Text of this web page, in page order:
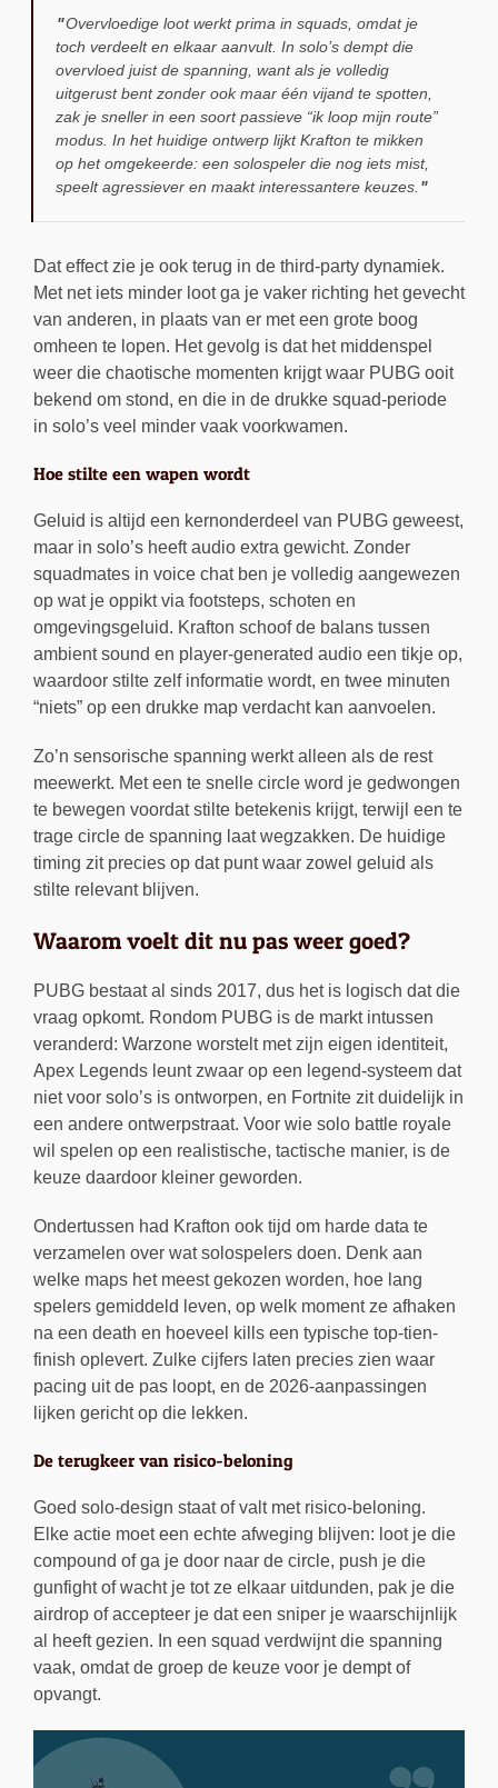
Overvloedige loot werkt prima in squads, omdat je
toch verdeelt en elkaar aanvult. In solo’s dempt die
overvloed juist de spanning, want als je volledig
uitgerust bent zonder ook maar één vijand te spotten,
zak je sneller in een soort passieve “ik loop mijn route”
modus. In het huidige ontwerp lijkt Krafton te mikken
op het omgekeerde: een solospeler die nog iets mist,
speelt agressiever en maakt interessantere keuzes.
Dat effect zie je ook terug in de third-party dynamiek.
Met net iets minder loot ga je vaker richting het gevecht
van anderen, in plaats van er met een grote boog
omheen te lopen. Het gevolg is dat het middenspel
weer die chaotische momenten krijgt waar PUBG ooit
bekend om stond, en die in de drukke squad-periode
in solo’s veel minder vaak voorkwamen.
Hoe stilte een wapen wordt
Geluid is altijd een kernonderdeel van PUBG geweest,
maar in solo’s heeft audio extra gewicht. Zonder
squadmates in voice chat ben je volledig aangewezen
op wat je oppikt via footsteps, schoten en
omgevingsgeluid. Krafton schoof de balans tussen
ambient sound en player-generated audio een tikje op,
waardoor stilte zelf informatie wordt, en twee minuten
“niets” op een drukke map verdacht kan aanvoelen.
Zo’n sensorische spanning werkt alleen als de rest
meewerkt. Met een te snelle circle word je gedwongen
te bewegen voordat stilte betekenis krijgt, terwijl een te
trage circle de spanning laat wegzakken. De huidige
timing zit precies op dat punt waar zowel geluid als
stilte relevant blijven.
Waarom voelt dit nu pas weer goed?
PUBG bestaat al sinds 2017, dus het is logisch dat die
vraag opkomt. Rondom PUBG is de markt intussen
veranderd: Warzone worstelt met zijn eigen identiteit,
Apex Legends leunt zwaar op een legend-systeem dat
niet voor solo’s is ontworpen, en Fortnite zit duidelijk in
een andere ontwerpstraat. Voor wie solo battle royale
wil spelen op een realistische, tactische manier, is de
keuze daardoor kleiner geworden.
Ondertussen had Krafton ook tijd om harde data te
verzamelen over wat solospelers doen. Denk aan
welke maps het meest gekozen worden, hoe lang
spelers gemiddeld leven, op welk moment ze afhaken
na een death en hoeveel kills een typische top-tien-
finish oplevert. Zulke cijfers laten precies zien waar
pacing uit de pas loopt, en de 2026-aanpassingen
lijken gericht op die lekken.
De terugkeer van risico-beloning
Goed solo-design staat of valt met risico-beloning.
Elke actie moet een echte afweging blijven: loot je die
compound of ga je door naar de circle, push je die
gunfight of wacht je tot ze elkaar uitdunden, pak je die
airdrop of accepteer je dat een sniper je waarschijnlijk
al heeft gezien. In een squad verdwijnt die spanning
vaak, omdat de groep de keuze voor je dempt of
opvangt.